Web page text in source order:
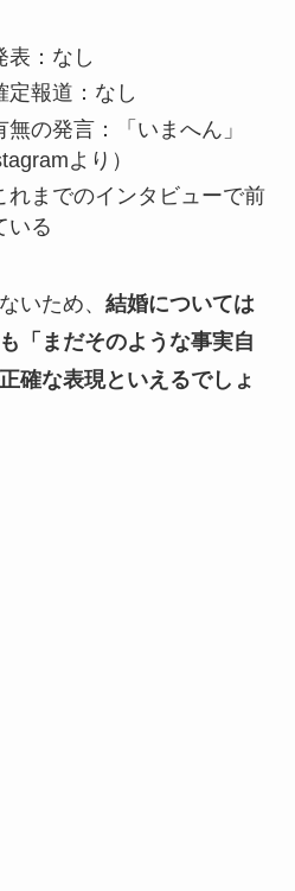
表：なし
定報道：なし
の発言：「いまへん」
より）
れまでのインタビューで前
いる
いため、 結婚については
「まだそのような事実自
確な表現といえるでしょ